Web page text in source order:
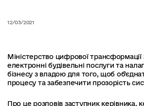
с
т
у
12/03/2021
Міністерство цифрової трансформації
електронні будівельні послуги та
бізнесу з владою для того, щоб
процесу та забезпечити прозорість
Про це розповів заступник керівника,